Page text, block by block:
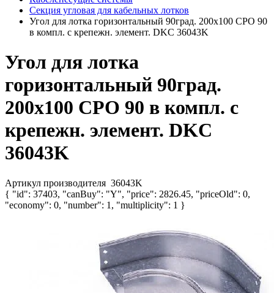
Секция угловая для кабельных лотков
Угол для лотка горизонтальный 90град. 200х100 CPO 90
в компл. с крепежн. элемент. DKC 36043K
Угол для лотка
горизонтальный 90град.
200х100 CPO 90 в компл. с
крепежн. элемент. DKC
36043K
Артикул производителя 36043K
{ "id": 37403, "canBuy": "Y", "price": 2826.45, "priceOld": 0,
"economy": 0, "number": 1, "multiplicity": 1 }